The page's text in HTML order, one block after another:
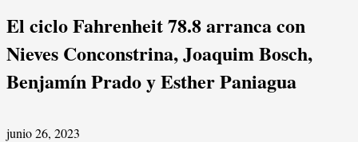
El ciclo Fahrenheit 78.8 arranca con
Nieves Conconstrina, Joaquim Bosch,
Benjamín Prado y Esther Paniagua
junio 26, 2023